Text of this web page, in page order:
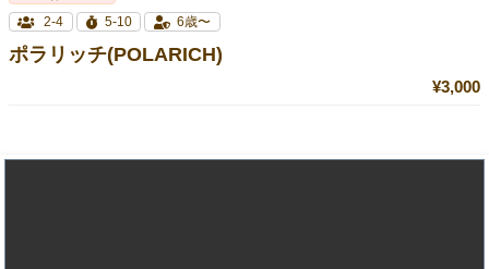
2-4
5-10 6歳〜
ポラリッチ(POLARICH)
¥3,000